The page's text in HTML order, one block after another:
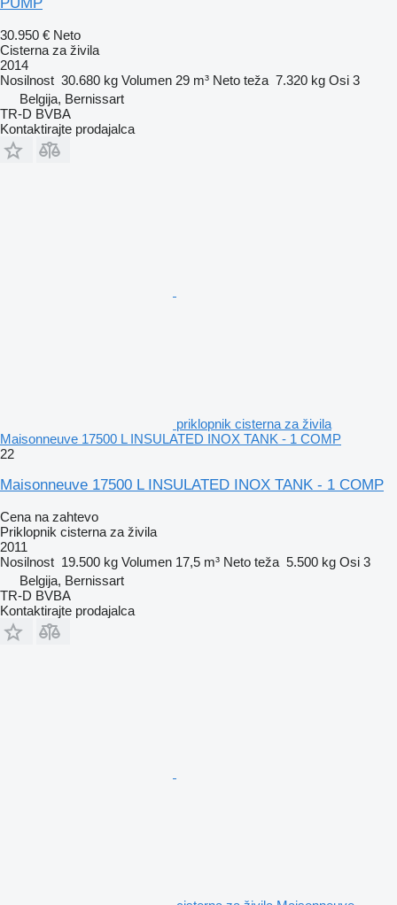
30.950 € Neto
Cisterna za živila
2014
Nosilnost 30.680 kg Volumen 29 m³ Neto teža 7.320 kg Osi 3
Belgija, Bernissart
TR-D BVBA
Kontaktirajte prodajalca
priklopnik cisterna za živila
Maisonneuve 17500 L INSULATED INOX TANK - 1 COMP
22
Maisonneuve 17500 L INSULATED INOX TANK - 1 COMP
Cena na zahtevo
Priklopnik cisterna za živila
2011
Nosilnost 19.500 kg Volumen 17,5 m³ Neto teža 5.500 kg Osi 3
Belgija, Bernissart
TR-D BVBA
Kontaktirajte prodajalca